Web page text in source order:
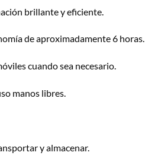
brillante y eficiente.
de aproximadamente 6 horas.
cuando sea necesario.
manos libres.
y almacenar.